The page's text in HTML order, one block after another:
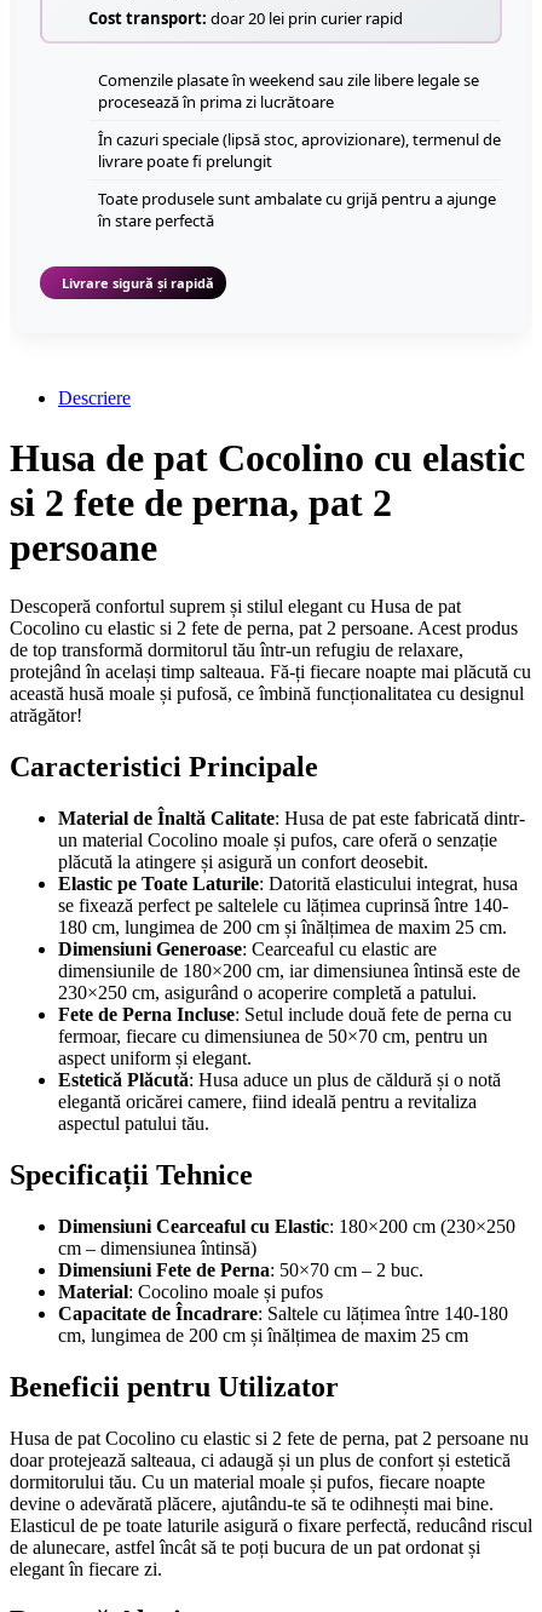
Cost transport: doar 20 lei prin curier rapid
Comenzile plasate în weekend sau zile libere legale se
procesează în prima zi lucrătoare
În cazuri speciale (lipsă stoc, aprovizionare), termenul de
livrare poate fi prelungit
Toate produsele sunt ambalate cu grijă pentru a ajunge
în stare perfectă
Livrare sigură și rapidă
Descriere
Husa de pat Cocolino cu elastic
si 2 fete de perna, pat 2
persoane
Descoperă confortul suprem și stilul elegant cu Husa de pat
Cocolino cu elastic si 2 fete de perna, pat 2 persoane. Acest produs
de top transformă dormitorul tău într-un refugiu de relaxare,
protejând în același timp salteaua. Fă-ți fiecare noapte mai plăcută cu
această husă moale și pufosă, ce îmbină funcționalitatea cu designul
atrăgător!
Caracteristici Principale
Material de Înaltă Calitate: Husa de pat este fabricată dintr-
un material Cocolino moale și pufos, care oferă o senzație
plăcută la atingere și asigură un confort deosebit.
Elastic pe Toate Laturile: Datorită elasticului integrat, husa
se fixează perfect pe saltelele cu lățimea cuprinsă între 140-
180 cm, lungimea de 200 cm și înălțimea de maxim 25 cm.
Dimensiuni Generoase: Cearceaful cu elastic are
dimensiunile de 180×200 cm, iar dimensiunea întinsă este de
230×250 cm, asigurând o acoperire completă a patului.
Fete de Perna Incluse: Setul include două fete de perna cu
fermoar, fiecare cu dimensiunea de 50×70 cm, pentru un
aspect uniform și elegant.
Estetică Plăcută: Husa aduce un plus de căldură și o notă
elegantă oricărei camere, fiind ideală pentru a revitaliza
aspectul patului tău.
Specificații Tehnice
Dimensiuni Cearceaful cu Elastic: 180×200 cm (230×250
cm – dimensiunea întinsă)
Dimensiuni Fete de Perna: 50×70 cm – 2 buc.
Material: Cocolino moale și pufos
Capacitate de Încadrare: Saltele cu lățimea între 140-180
cm, lungimea de 200 cm și înălțimea de maxim 25 cm
Beneficii pentru Utilizator
Husa de pat Cocolino cu elastic si 2 fete de perna, pat 2 persoane nu
doar protejează salteaua, ci adaugă și un plus de confort și estetică
dormitorului tău. Cu un material moale și pufos, fiecare noapte
devine o adevărată plăcere, ajutându-te să te odihnești mai bine.
Elasticul de pe toate laturile asigură o fixare perfectă, reducând riscul
de alunecare, astfel încât să te poți bucura de un pat ordonat și
elegant în fiecare zi.